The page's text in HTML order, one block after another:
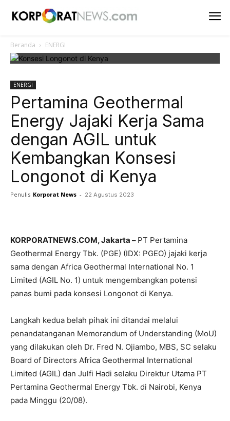
Beranda ENERGI
ENERGI
Pertamina Geothermal
Energy Jajaki Kerja Sama
dengan AGIL untuk
Kembangkan Konsesi
Longonot di Kenya
Penulis Korporat News - 22 Agustus 2023
KORPORATNEWS.COM, Jakarta – PT Pertamina
Geothermal Energy Tbk. (PGE) (IDX: PGEO) jajaki kerja
sama dengan Africa Geothermal International No. 1
Limited (AGIL No. 1) untuk mengembangkan potensi
panas bumi pada konsesi Longonot di Kenya.
Langkah kedua belah pihak ini ditandai melalui
penandatanganan Memorandum of Understanding (MoU)
yang dilakukan oleh Dr. Fred N. Ojiambo, MBS, SC selaku
Board of Directors Africa Geothermal International
Limited (AGIL) dan Julfi Hadi selaku Direktur Utama PT
Pertamina Geothermal Energy Tbk. di Nairobi, Kenya
pada Minggu (20/08).